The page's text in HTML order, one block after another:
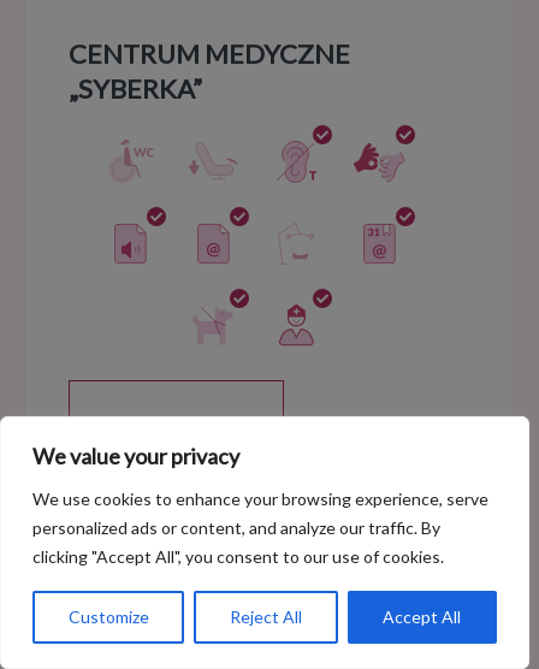
We value your privacy
We use cookies to enhance your browsing experience, serve
personalized ads or content, and analyze our traffic. By
clicking "Accept All", you consent to our use of cookies.
Customize Reject All Accept All
CENTRUM MEDYCZNE
„SYBERKA”
76%